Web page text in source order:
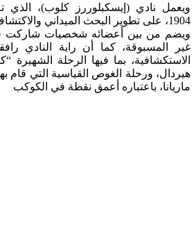
ويعمل نادي (إيسكبلوررز كلوب)، الذي
1904، على تطوير البحث الميداني والاكتشاف العلمي.
ويضم من بين أعضائه شخصيات شاركت
غير المسبوقة، كما أن راية النادي
الاستكشافية، بما فيها الرحلة الشهيرة
هيردال، ورحلة الغوص القياسية التي قام
ماريانا، باعتباره أعمق نقطة في الكوكب